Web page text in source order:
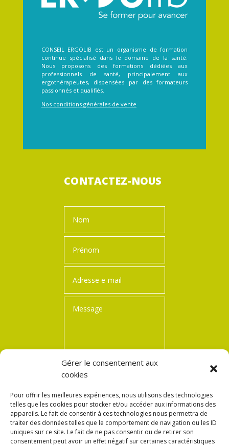
Gérer le consentement aux
cookies
Pour offrir les meilleures expériences, nous utilisons des technologies
telles que les cookies pour stocker et/ou accéder aux informations des
appareils. Le fait de consentir à ces technologies nous permettra de
traiter des données telles que le comportement de navigation ou les ID
uniques sur ce site. Le fait de ne pas consentir ou de retirer son
consentement peut avoir un effet négatif sur certaines caractéristiques
CONSEIL ERGOLIB est un organisme de formation
continue spécialisé dans le domaine de la santé.
Nous proposons des formations dédiées aux
professionnels de santé, principalement aux
ergothérapeutes, dispensées par des formateurs
passionnés et qualifiés.
Nos conditions générales de vente
CONTACTEZ-NOUS
Envoi